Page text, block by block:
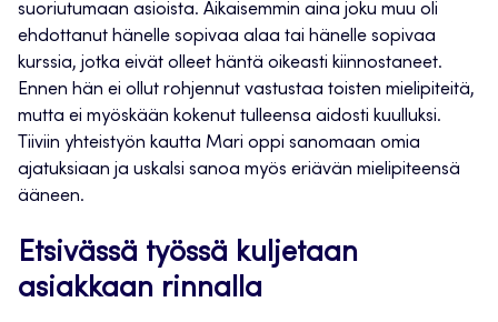
suoriutumaan asioista. Aikaisemmin aina joku muu oli
ehdottanut hänelle sopivaa alaa tai hänelle sopivaa
kurssia, jotka eivät olleet häntä oikeasti kiinnostaneet.
Ennen hän ei ollut rohjennut vastustaa toisten mielipiteitä,
mutta ei myöskään kokenut tulleensa aidosti kuulluksi.
Tiiviin yhteistyön kautta Mari oppi sanomaan omia
ajatuksiaan ja uskalsi sanoa myös eriävän mielipiteensä
ääneen.
Etsivässä työssä kuljetaan
asiakkaan rinnalla